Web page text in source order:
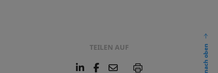
TEILEN AUF
L
F
E
P
nach oben